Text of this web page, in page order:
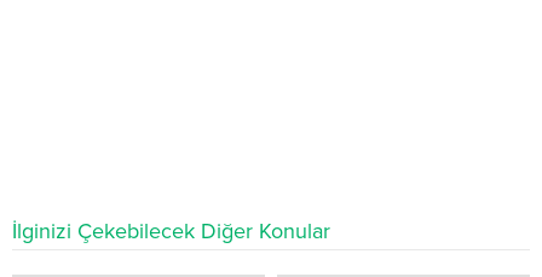
İlginizi Çekebilecek Diğer Konular